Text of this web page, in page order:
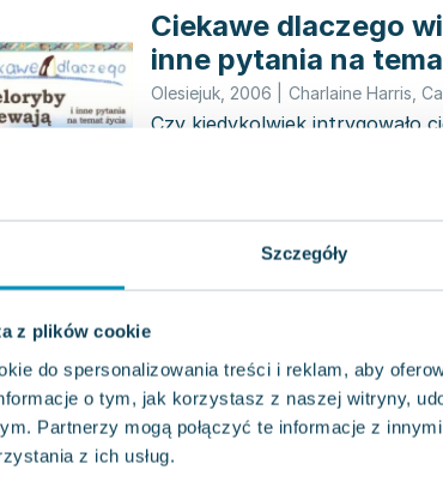
Szczegóły
z plików cookie
do spersonalizowania treści i reklam, aby
o tym, jak korzystasz z naszej witryny,
Partnerzy mogą połączyć te informacje z
z ich usług.
Ciekawe dlaczego
inne pytania na
Olesiejuk 2006 Charlaine Harris
Czy kiedykolwiek intrygowało
Miękka Pakujemy 10.08
Olesiejuk Sp. z o.o.,2022 | praca
Jakie tajemnice skrywa ryba z
poruszają się bokiem? Ta
czytelników...